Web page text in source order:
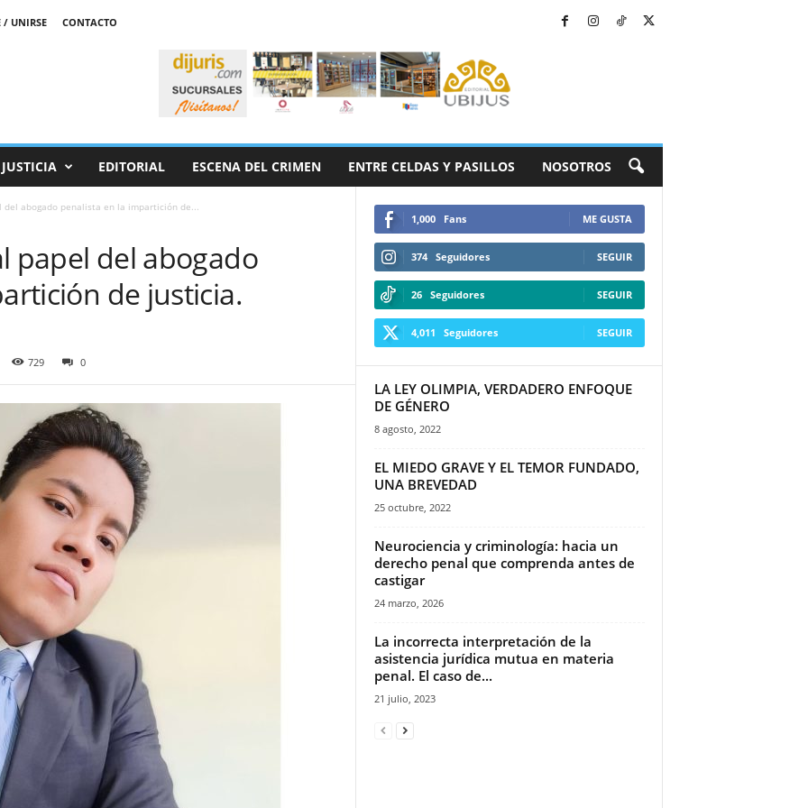
/ UNIRSE
CONTACTO
JUSTICIA EDITORIAL ESCENA DEL CRIMEN ENTRE CELDAS Y PASILLOS NOSOTROS
del abogado penalista en la impartición de...
papel del abogado
de justicia.
729 0
1,000 Fans ME GUSTA
374 Seguidores SEGUIR
26 Seguidores SEGUIR
4,011 Seguidores SEGUIR
LA LEY OLIMPIA, VERDADERO ENFOQUE
DE GÉNERO
8 agosto, 2022
EL MIEDO GRAVE Y EL TEMOR FUNDADO,
UNA BREVEDAD
25 octubre, 2022
Neurociencia y criminología: hacia un
derecho penal que comprenda antes de
castigar
24 marzo, 2026
La incorrecta interpretación de la
asistencia jurídica mutua en materia
penal. El caso de...
21 julio, 2023